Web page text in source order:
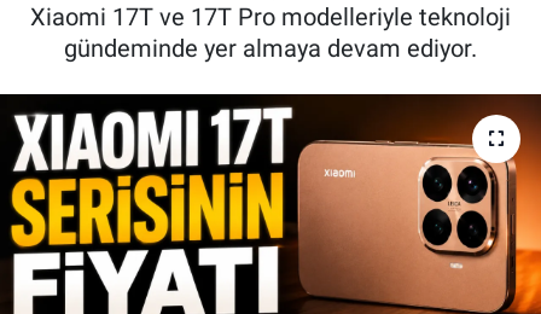
Xiaomi 17T ve 17T Pro modelleriyle teknoloji
gündeminde yer almaya devam ediyor.
Kadın & Aile
Kültür & Sanat
Sağlık
Siyaset
Teknoloji